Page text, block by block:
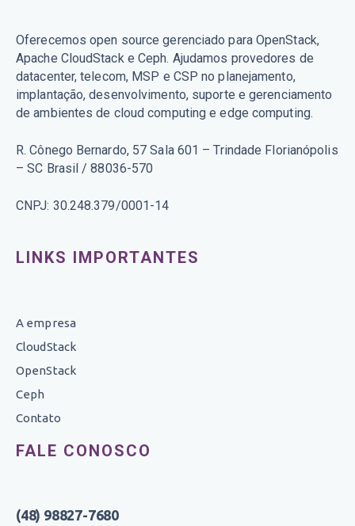
Oferecemos open source gerenciado para OpenStack,
Apache CloudStack e Ceph. Ajudamos provedores de
datacenter, telecom, MSP e CSP no planejamento,
implantação, desenvolvimento, suporte e gerenciamento
de ambientes de cloud computing e edge computing.
R. Cônego Bernardo, 57 Sala 601 – Trindade Florianópolis
– SC Brasil / 88036-570
CNPJ: 30.248.379/0001-14
LINKS IMPORTANTES
A empresa
CloudStack
OpenStack
Ceph
Contato
FALE CONOSCO
(48) 98827-7680